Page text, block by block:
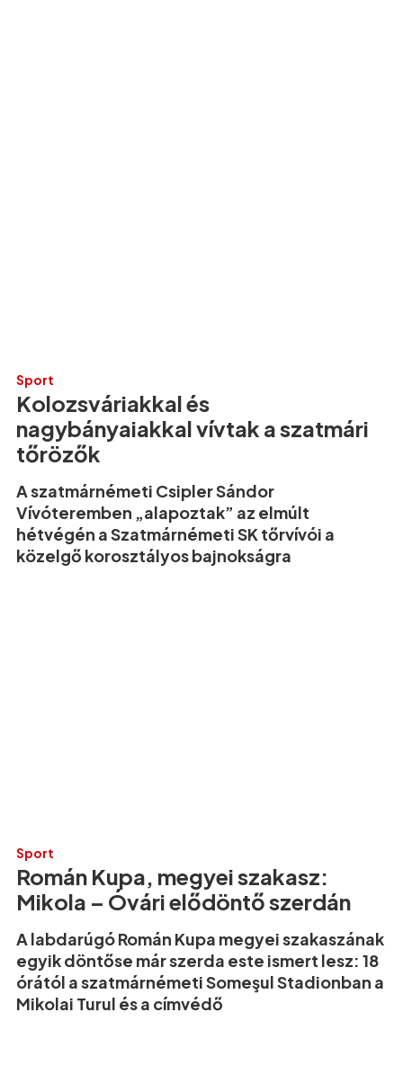
Sport
Kolozsváriakkal és
nagybányaiakkal vívtak a szatmári
tőrözők
A szatmárnémeti Csipler Sándor
Vívóteremben „alapoztak” az elmúlt
hétvégén a Szatmárnémeti SK tőrvívói a
közelgő korosztályos bajnokságra
Sport
Román Kupa, megyei szakasz:
Mikola – Óvári elődöntő szerdán
A labdarúgó Román Kupa megyei szakaszának
egyik döntőse már szerda este ismert lesz: 18
órától a szatmárnémeti Someşul Stadionban a
Mikolai Turul és a címvédő